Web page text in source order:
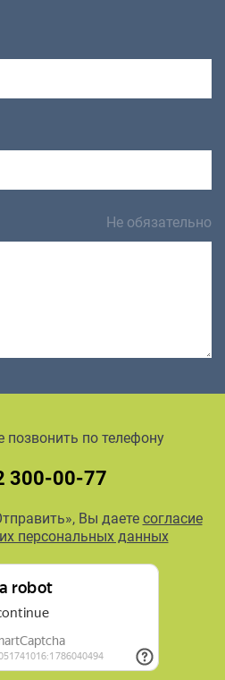
Не обязательно
по телефону
300-00-77
Вы даете согласие
персональных данных